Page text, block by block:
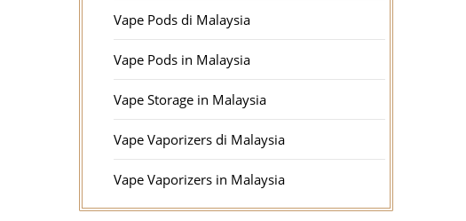
Vape Pods di Malaysia
Vape Pods in Malaysia
Vape Storage in Malaysia
Vape Vaporizers di Malaysia
Vape Vaporizers in Malaysia